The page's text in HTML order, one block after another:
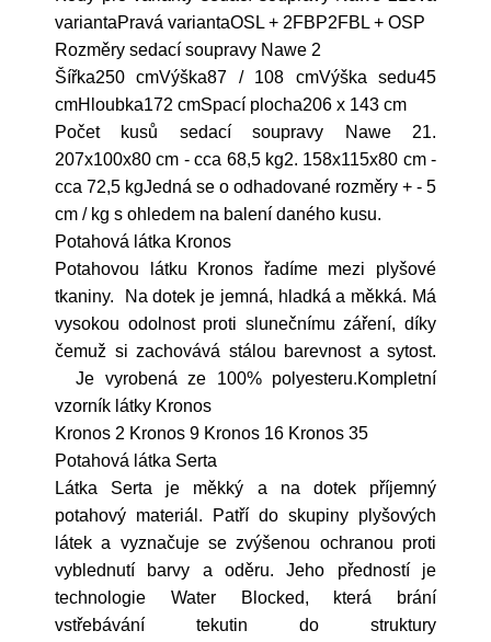
variantaPravá variantaOSL + 2FBP2FBL + OSP
Rozměry sedací soupravy Nawe 2
Šířka250 cmVýška87 / 108 cmVýška sedu45
cmHloubka172 cmSpací plocha206 x 143 cm
Počet kusů sedací soupravy Nawe 21.
207x100x80 cm - cca 68,5 kg2. 158x115x80 cm -
cca 72,5 kgJedná se o odhadované rozměry + - 5
cm / kg s ohledem na balení daného kusu.
Potahová látka Kronos
Potahovou látku Kronos řadíme mezi plyšové
tkaniny. Na dotek je jemná, hladká a měkká. Má
vysokou odolnost proti slunečnímu záření, díky
čemuž si zachovává stálou barevnost a sytost.
Je vyrobená ze 100% polyesteru.Kompletní
vzorník látky Kronos
Kronos 2 Kronos 9 Kronos 16 Kronos 35
Potahová látka Serta
Látka Serta je měkký a na dotek příjemný
potahový materiál. Patří do skupiny plyšových
látek a vyznačuje se zvýšenou ochranou proti
vyblednutí barvy a oděru. Jeho předností je
technologie Water Blocked, která brání
vstřebávání tekutin do struktury